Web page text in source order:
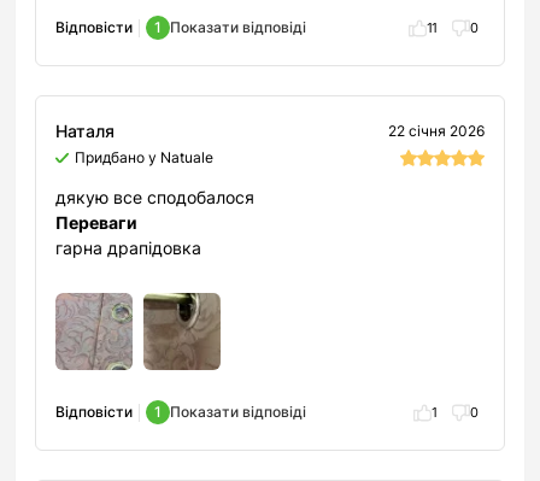
Відповісти 1 Показати відповіді 11 0
Наталя
22 січня 2026
Придбано у Natuale
дякую все сподобалося
Переваги
гарна драпідовка
Відповісти 1 Показати відповіді 1 0